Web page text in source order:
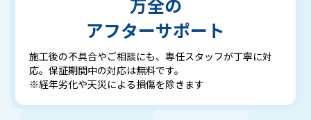
万全の
アフターサポート
施工後の不具合やご相談にも、専任スタッフが丁寧に対
応。保証期間中の対応は無料です。
※経年劣化や天災による損傷を除きます